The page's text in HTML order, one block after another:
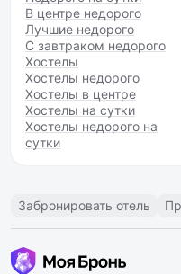
В центре недорого
Лучшие недорого
С завтраком недорого
Хостелы
Хостелы недорого
Хостелы в центре
Хостелы на сутки
Хостелы недорого на
сутки
Забронировать отель